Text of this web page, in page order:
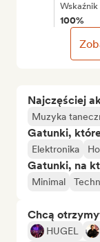
Najczęściej
Muzyka
Gatunki,
Elektronika
Gatunki, na
Minimal
Chcą
HUGEL
100%